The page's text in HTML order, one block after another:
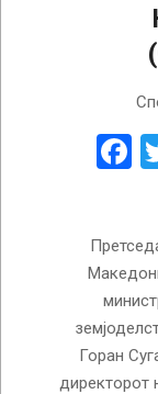
Горан
директорот